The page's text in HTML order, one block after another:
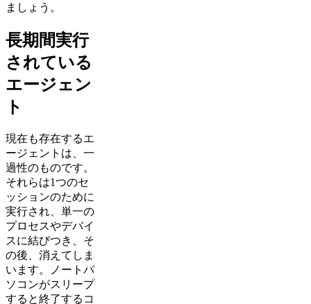
ましょう。
長期間実行
されている
エージェン
ト
現在も存在するエ
ージェントは、一
過性のものです。
それらは1つのセ
ッションのために
実行され、単一の
プロセスやデバイ
スに結びつき、そ
の後、消えてしま
います。ノートパ
ソコンがスリープ
すると終了するコ